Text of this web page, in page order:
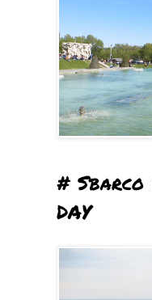
# Sbarco
DAY